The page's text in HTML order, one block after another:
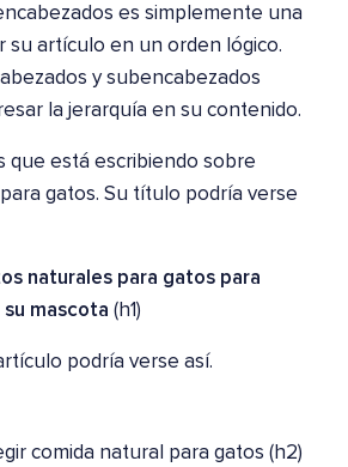
es simplemente una
su artículo en un orden lógico.
y subencabezados
la jerarquía en su contenido.
que está escribiendo sobre
gatos. Su título podría verse
naturales para gatos para
mascota (h1)
podría verse así.
comida natural para gatos (h2)